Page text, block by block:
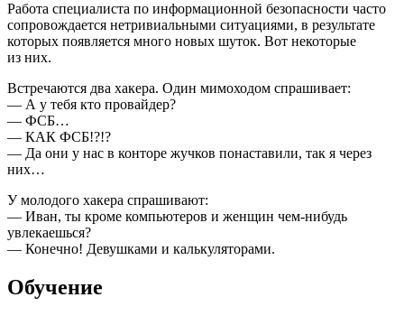
Работа специалиста по информационной безопасности часто
сопровождается нетривиальными ситуациями, в результате
которых появляется много новых шуток. Вот некоторые
из них.
Встречаются два хакера. Один мимоходом спрашивает:
— А y тебя кто провайдер?
— ФСБ…
— КАК ФСБ!?!?
— Да они y нас в конторе жyчков понаставили, так я через
них…
У молодого хакера спрашивают:
— Иван, ты кроме компьютеров и женщин чем-нибудь
увлекаешься?
— Конечно! Девушками и калькуляторами.
Обучение